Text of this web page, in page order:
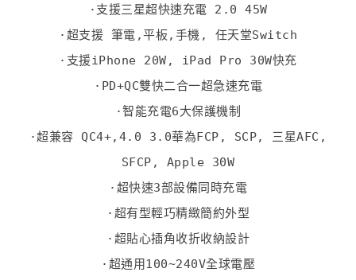
·支援三星超快速充電 2.0 45W
·超支援 筆電,平板,手機, 任天堂Switch
·支援iPhone 20W, iPad Pro 30W快充
·PD+QC雙快二合一超急速充電
·智能充電6大保護機制
·超兼容 QC4+,4.0 3.0華為FCP, SCP, 三星AFC,
SFCP, Apple 30W
·超快速3部設備同時充電
·超有型輕巧精緻簡約外型
·超貼心插角收折收納設計
·超通用100~240V全球電壓